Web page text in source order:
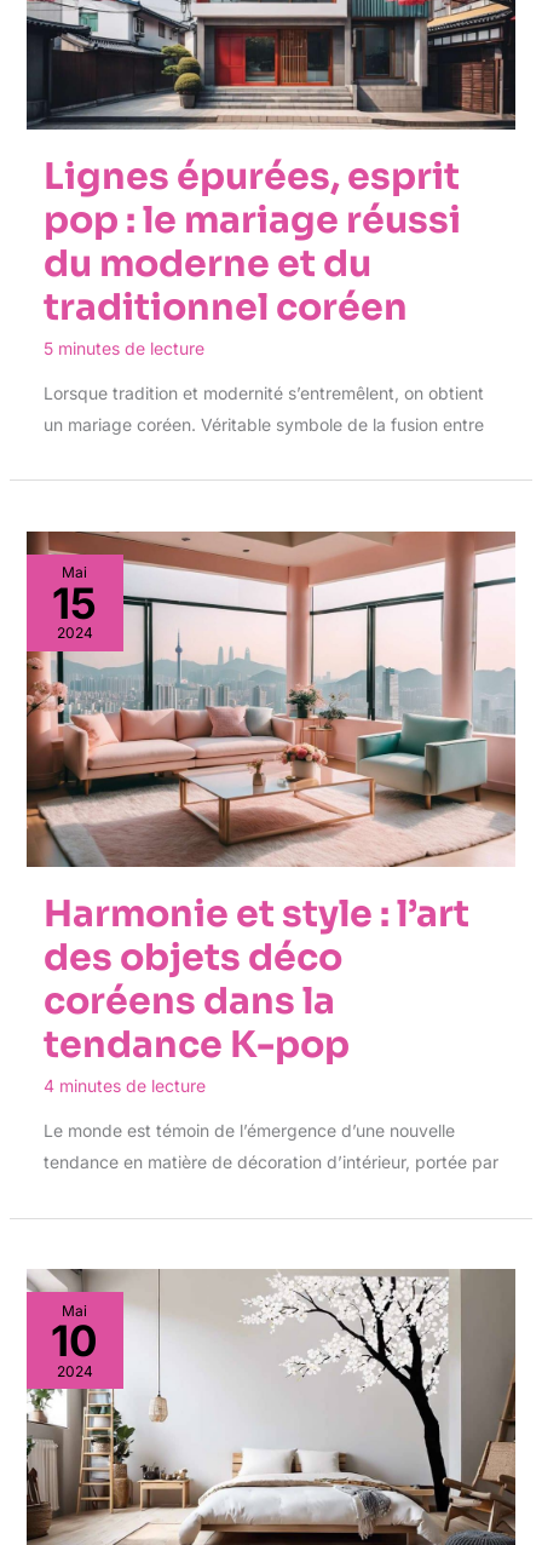
Lignes épurées, esprit
pop : le mariage réussi
du moderne et du
traditionnel coréen
5 minutes de lecture
Lorsque tradition et modernité s’entremêlent, on obtient
un mariage coréen. Véritable symbole de la fusion entre
Mai
15
2024
Harmonie et style : l’art
des objets déco
coréens dans la
tendance K-pop
4 minutes de lecture
Le monde est témoin de l’émergence d’une nouvelle
tendance en matière de décoration d’intérieur, portée par
Mai
10
2024